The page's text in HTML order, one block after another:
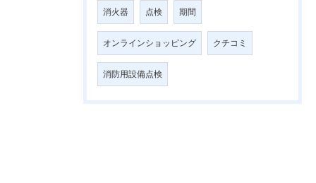
消火器 点検 期間
オンラインショッピング クチコミ
消防用設備点検